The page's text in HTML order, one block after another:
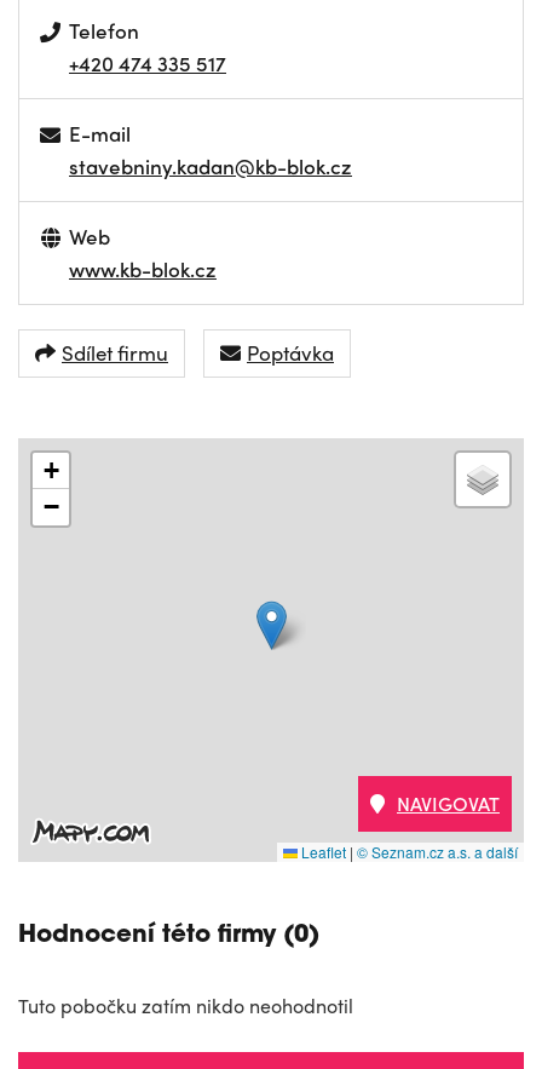
Telefon
+420 474 335 517
E-mail
stavebniny.kadan@kb-blok.cz
Web
www.kb-blok.cz
Sdílet firmu Poptávka
+
−
Leaflet | © Seznam.cz a.s. a další
NAVIGOVAT
Hodnocení této firmy (0)
Tuto pobočku zatím nikdo neohodnotil